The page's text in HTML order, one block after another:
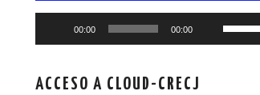
de
00:00 00:00
las
ACCESO A CLOUD-CRECJ